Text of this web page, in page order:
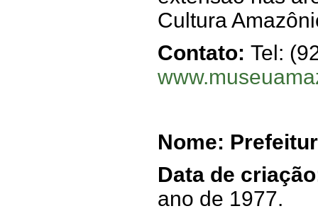
Cultura
Contato: Tel:
Nome:
Data de
ano de 1977.